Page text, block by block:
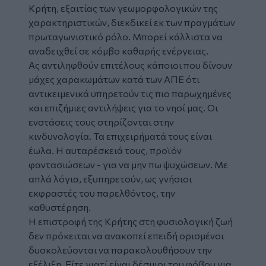
Κρήτη, εξαιτίας των γεωμορφολογικών της
χαρακτηριστικών, διεκδικεί εκ των πραγμάτων
πρωταγωνιστικό ρόλο. Μπορεί κάλλιστα να
αναδειχθεί σε κόμβο καθαρής ενέργειας.
Ας αντιληφθούν επιτέλους κάποιοι που δίνουν
μάχες χαρακωμάτων κατά των ΑΠΕ ότι
αντικειμενικά υπηρετούν τις πιο παρωχημένες
και επιζήμιες αντιλήψεις για το νησί μας. Οι
ενστάσεις τους στηρίζονται στην
κινδυνολογία. Τα επιχειρήματά τους είναι
έωλα. Η αυταρέσκειά τους, προϊόν
φαντασιώσεων - για να μην πω ψυχώσεων. Με
απλά λόγια, εξυπηρετούν, ως γνήσιοι
εκφραστές του παρελθόντος, την
καθυστέρηση.
Η επιστροφή της Κρήτης στη φυσιολογική ζωή
δεν πρόκειται να ανακοπεί επειδή ορισμένοι
δυσκολεύονται να παρακολουθήσουν την